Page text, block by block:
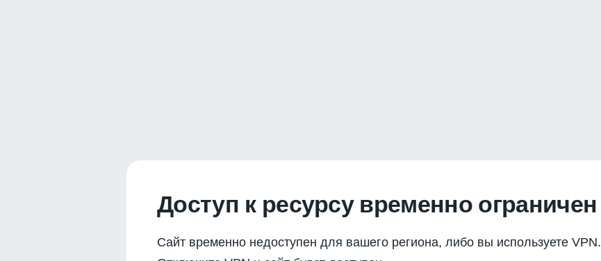
Доступ к ресурсу временно ограничен
Сайт временно недоступен для вашего региона, либо вы используете VPN.